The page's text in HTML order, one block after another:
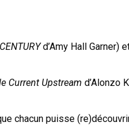
CENTURYd’Amy Hall Garner)
Current Upstream d’Alonzo
chacun puisse